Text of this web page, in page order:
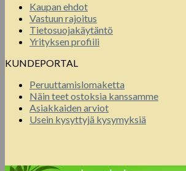
Kaupan ehdot
Vastuun rajoitus
Tietosuojakäytäntö
Yrityksen profiili
KUNDEPORTAL
Peruuttamislomaketta
Näin teet ostoksia kanssamme
Asiakkaiden arviot
Usein kysyttyjä kysymyksiä